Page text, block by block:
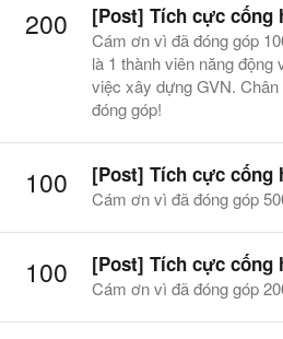
200 [Post] Tích cực cống
Cám ơn vì đã đóng góp
là 1 thành viên năng
việc xây dựng GVN.
đóng góp!
100 [Post] Tích cực cống
Cám ơn vì đã đóng góp
100 [Post] Tích cực cống
Cám ơn vì đã đóng góp